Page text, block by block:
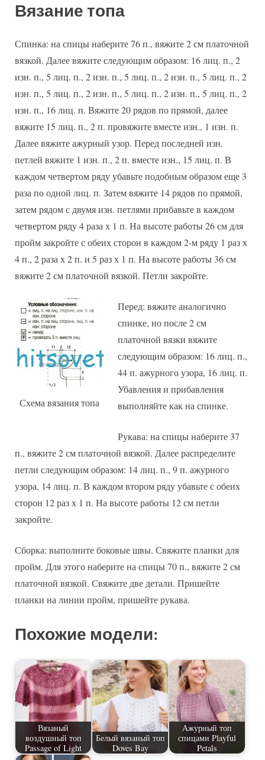
Вязание топа
Спинка: на спицы наберите 76 п., вяжите 2 см платочной
вязкой. Далее вяжите следующим образом: 16 лиц. п., 2
изн. п., 5 лиц. п., 2 изн. п., 5 лиц. п., 2 изн. п., 5 лиц. п., 2
изн. п., 5 лиц. п., 2 изн. п., 5 лиц. п., 2 изн. п., 5 лиц. п., 2
изн. п., 16 лиц. п. Вяжите 20 рядов по прямой, далее
вяжите 15 лиц. п., 2 п. провяжите вместе изн., 1 изн. п.
Далее вяжите ажурный узор. Перед последней изн.
петлей вяжите 1 изн. п., 2 п. вместе изн., 15 лиц. п. В
каждом четвертом ряду убавьте подобным образом еще 3
раза по одной лиц. п. Затем вяжите 14 рядов по прямой,
затем рядом с двумя изн. петлями прибавьте в каждом
четвертом ряду 4 раза х 1 п. На высоте работы 26 см для
пройм закройте с обеих сторон в каждом 2-м ряду 1 раз х
4 п., 2 раза х 2 п. и 5 раз х 1 п. На высоте работы 36 см
вяжите 2 см платочной вязкой. Петли закройте.
Схема вязания топа
Перед: вяжите аналогично
спинке, но после 2 см
платочной вязки вяжите
следующим образом: 16 лиц. п.,
44 п. ажурного узора, 16 лиц. п.
Убавления и прибавления
выполняйте как на спинке.
Рукава: на спицы наберите 37
п., вяжите 2 см платочной вязкой. Далее распределите
петли следующим образом: 14 лиц. п., 9 п. ажурного
узора, 14 лиц. п. В каждом втором ряду убавьте с обеих
сторон 12 раз х 1 п. На высоте работы 12 см петли
закройте.
Сборка: выполните боковые швы. Свяжите планки для
пройм. Для этого наберите на спицы 70 п., вяжите 2 см
платочной вязкой. Свяжите две детали. Пришейте
планки на линии пройм, пришейте рукава.
Похожие модели:
Вязаный
воздушный топ
Passage of Light
Белый вязаный топ
Doves Bay
Ажурный топ
спицами Playful
Petals